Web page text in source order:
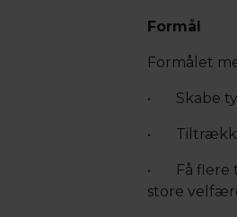
Formål
Formålet
• Skabe
• Tiltrække
• Få flere
store